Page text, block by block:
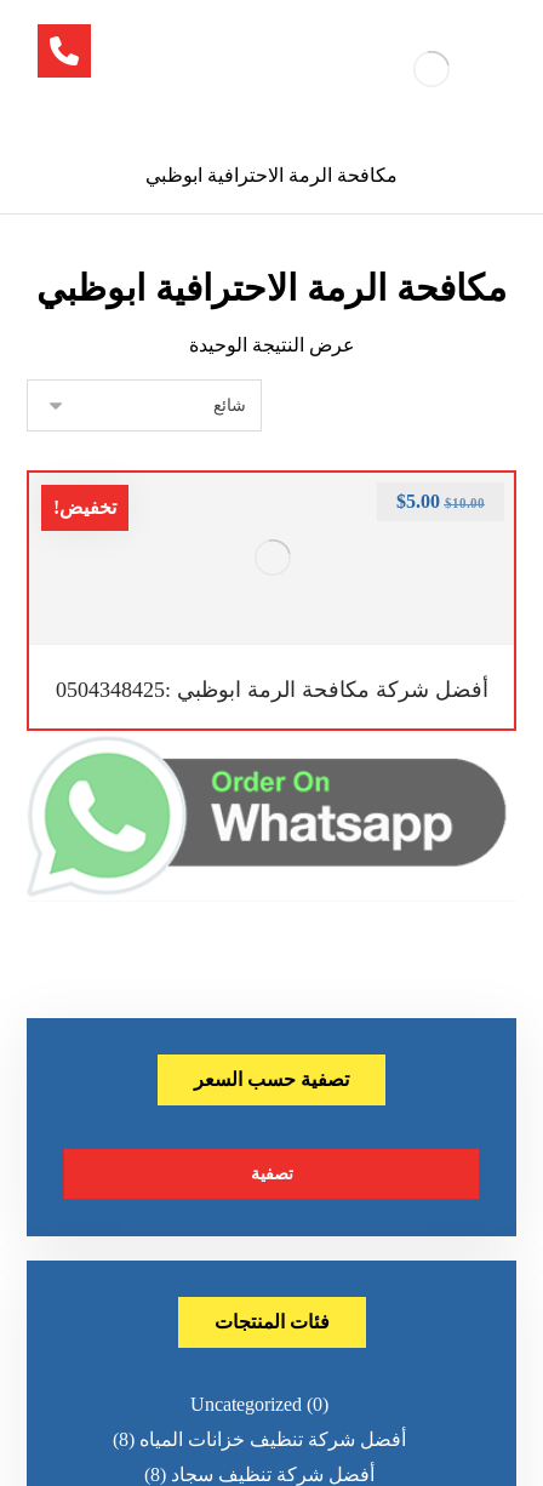
مكافحة الرمة الاحترافية ابوظبي
مكافحة الرمة الاحترافية ابوظبي
عرض النتيجة الوحيدة
تخفيض!
أفضل شركة مكافحة الرمة ابوظبي :0504348425
$10.00
$5.00
تصفية حسب السعر
تصفية
فئات المنتجات
Uncategorized (0)
أفضل شركة تنظيف خزانات المياه (8)
أفضل شركة تنظيف سجاد (8)